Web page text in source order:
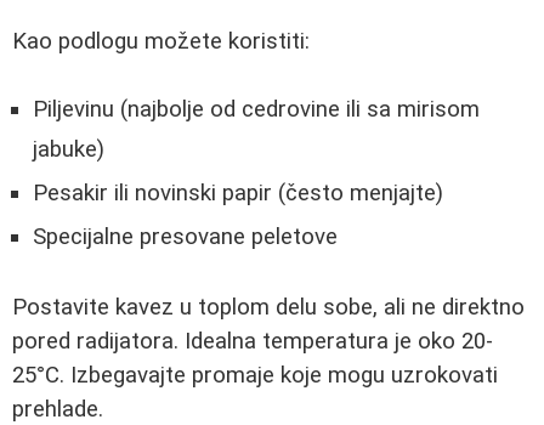
Kao podlogu možete koristiti:
Piljevinu (najbolje od cedrovine ili sa mirisom
jabuke)
Pesakir ili novinski papir (često menjajte)
Specijalne presovane peletove
Postavite kavez u toplom delu sobe, ali ne direktno
pored radijatora. Idealna temperatura je oko 20-
25°C. Izbegavajte promaje koje mogu uzrokovati
prehlade.